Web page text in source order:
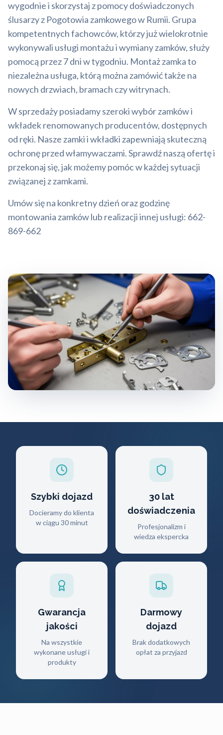
wygodnie i skorzystaj z pomocy doświadczonych
ślusarzy z Pogotowia zamkowego w Rumii. Grupa
kompetentnych fachowców, którzy już wielokrotnie
wykonywali usługi montażu i wymiany zamków, służy
pomocą przez 7 dni w tygodniu. Montaż zamka to
niezależna usługa, którą można zamówić także na
nowych drzwiach, bramach czy witrynach.
W sprzedaży posiadamy szeroki wybór zamków i
wkładek renomowanych producentów, dostępnych
od ręki. Nasze zamki i wkładki zapewniają skuteczną
ochronę przed włamywaczami. Sprawdź naszą ofertę i
przekonaj się, jak możemy pomóc w każdej sytuacji
związanej z zamkami.
Umów się na konkretny dzień oraz godzinę
montowania zamków lub realizacji innej usługi: 662-
869-662
Szybki dojazd
Docieramy do klienta
w ciągu 30 minut
30 lat
doświadczenia
Profesjonalizm i
wiedza ekspercka
Gwarancja
jakości
Na wszystkie
wykonane usługi i
produkty
Darmowy
dojazd
Brak dodatkowych
opłat za przyjazd